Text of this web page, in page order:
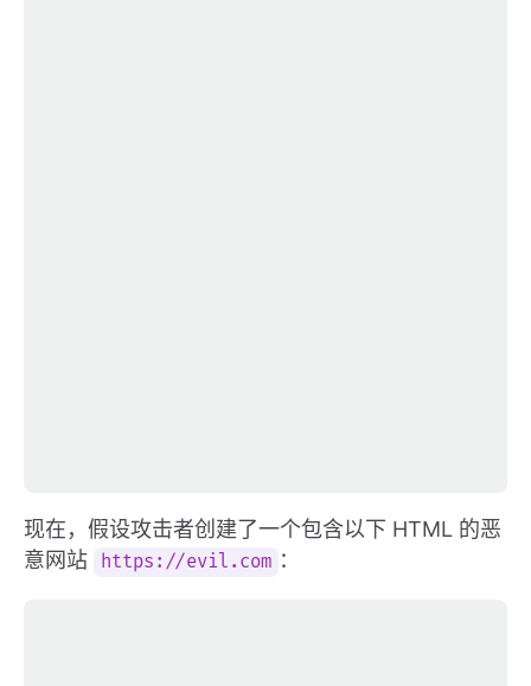
现在，假设攻击者创建了一个包含以下 HTML 的恶
意网站
https://evil.com ：